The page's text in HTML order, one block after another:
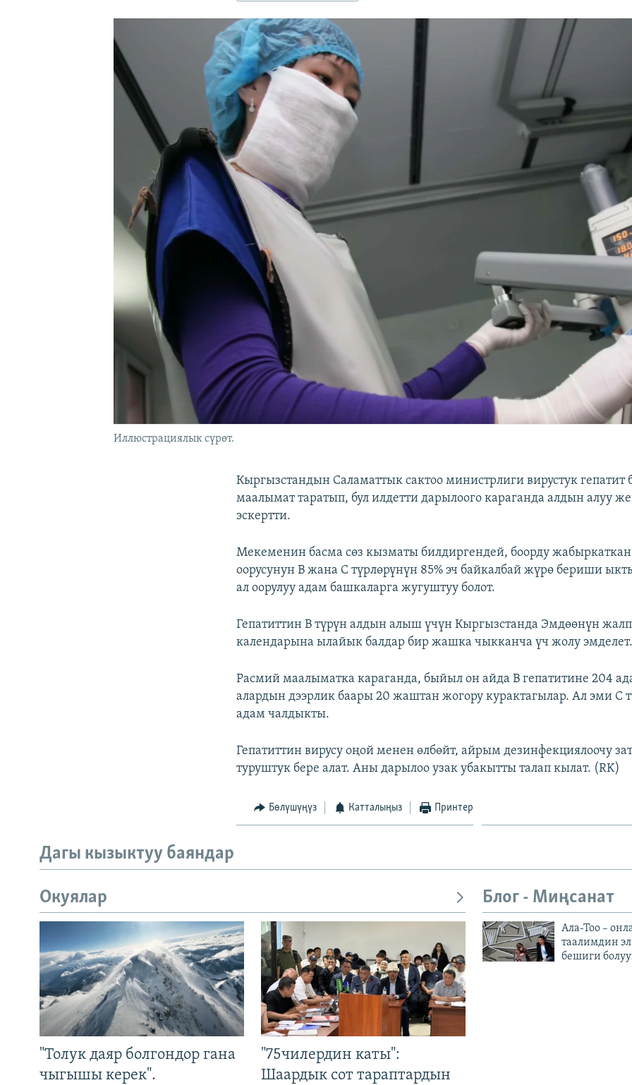
Иллюстрациялык сүрөт.
Кыргызстандын Саламаттык сактоо министрлиги вирустук гепатит
маалымат таратып, бул илдетти дарылоого караганда алдын алуу
эскертти.
Мекеменин басма сөз кызматы билдиргендей, боорду жабыркаткан
оорусунун В жана С түрлөрүнүн 85% эч байкалбай жүрө бериши
ал оорулуу адам башкаларга жугуштуу болот.
Гепатиттин В түрүн алдын алыш үчүн Кыргызстанда Эмдөөнүн
календарына ылайык балдар бир жашка чыкканча үч жолу эмделет.
Расмий маалыматка караганда, быйыл он айда В гепатитине 204
алардын дээрлик баары 20 жаштан жогору курактагылар. Ал эми С
адам чалдыкты.
Гепатиттин вирусу оңой менен өлбөйт, айрым дезинфекциялоочу
туруштук бере алат. Аны дарылоо узак убакытты талап кылат. (RK)
Бөлүшүңүз Катталыңыз Принтер
Дагы кызыктуу баяндар
Окуялар
"Толук даяр болгондор гана
чыгышы керек".
"75чилердин каты":
Шаардык сот тараптардын
Блог - Миңсанат
Ала-Тоо –
таалимдин
бешиги